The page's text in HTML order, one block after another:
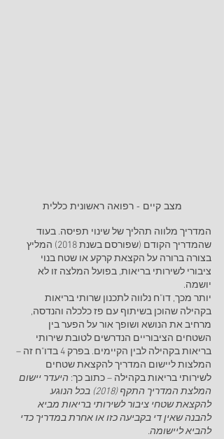
מצב קיים - רפואה ראשונית כללית
המדריך מלווה תהליך של שינוי תפיסה. בעוד
שהמדריך הקודם (שפורסם בשנת 2018) המליץ
בצורה ברורה על הקצאת קרקע או שטח בנוי
ציבורי לשירותי בריאות, בפועל המלצה זו לא
יושמה.
יותר מכך, דו"ח נלווה לתכנון שרותי בריאות
בקהילה שהוכן בשיתוף עם פז כלכלה והנדסה,
מרחיב את הנושא ושופך אור על הפער בין
השטחים הציבוריים הנדרשים לטובת שירותי
בריאות בקהילה לבין הקיימים. בפרק 4 בדו"ח זה –
המלצות ליישום המדריך להקצאת שטחים
לשירותי בריאות בקהילה – כתוב כך: היעדר יישום
המלצת המדריך התקף (2018) בכל הנוגע
להקצאת שטחי ציבור לשירותי בריאות מביא
להבנה שאין די בקביעה כזו או אחרת במדריך כדי
להביא ליישומה.